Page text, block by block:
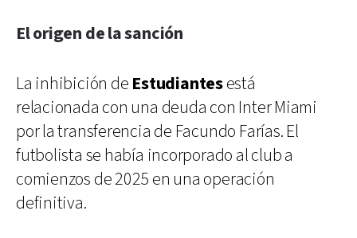
El origen de la sanción
La inhibición de Estudiantesestá
relacionada con una deuda con Inter Miami
por la transferencia de Facundo Farías. El
futbolista se había incorporado al club a
comienzos de 2025 en una operación
definitiva.